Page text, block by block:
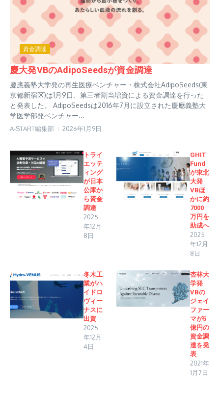
資金調達
慶大発VBのAdipoSeedsが資金調達
慶應義塾大学発の再生医療ベンチャー・株式会社AdipoSeeds(東
京都新宿区)は1月9日、第三者割当増資による資金調達を行った
と発表した。 AdipoSeedsは2016年7月に設立された慶應義塾大
学医学部発ベンチャー...
A-START編集部 2026年1月9日
トライ
エッテ
ィング
が日本
公庫か
ら資金
調達
2025
年12月
8日
GHIT
Fund
が東北
大発
VBほ
かに約
7000
万円を
助成へ
2025
年12月
8日
冬木工
業がハ
イドロ
ヴィー
ナスに
出資
2025
年12月
4日
杏林大
学発
VBの
ジェイ
ファー
マが5
億円の
資金調
達を発
表
2021年
1月7日